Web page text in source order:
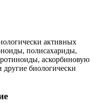
активных
полисахариды,
аскорбиновую
биологически